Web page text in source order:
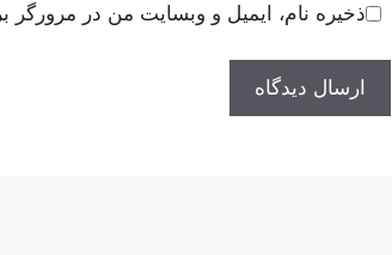
ذخیره نام، ایمیل و وبسایت من در مرورگر